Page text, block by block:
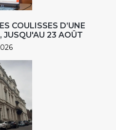
COULISSES D’UNE
JUSQU'AU 23 AOÛT